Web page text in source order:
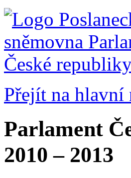
Přejít na hlavní
Parlament
2010 – 2013